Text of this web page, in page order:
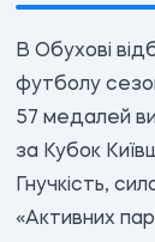
В Обухові
футболу
57 медалей
за Кубок
Гнучкість,
«Активних